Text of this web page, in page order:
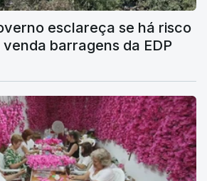
esclareça se há risco
barragens da EDP